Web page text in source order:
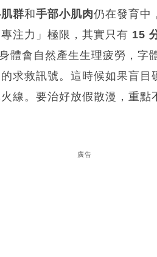
群和手部小肌肉仍在發育中
注力」極限，其實只有 15
體會自然產生生理疲勞，字
求救訊號。這時候如果盲
線。要治好放假散漫，重點
廣告